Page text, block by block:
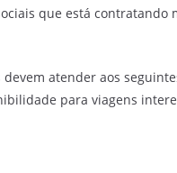
que está
atender aos
para viagens